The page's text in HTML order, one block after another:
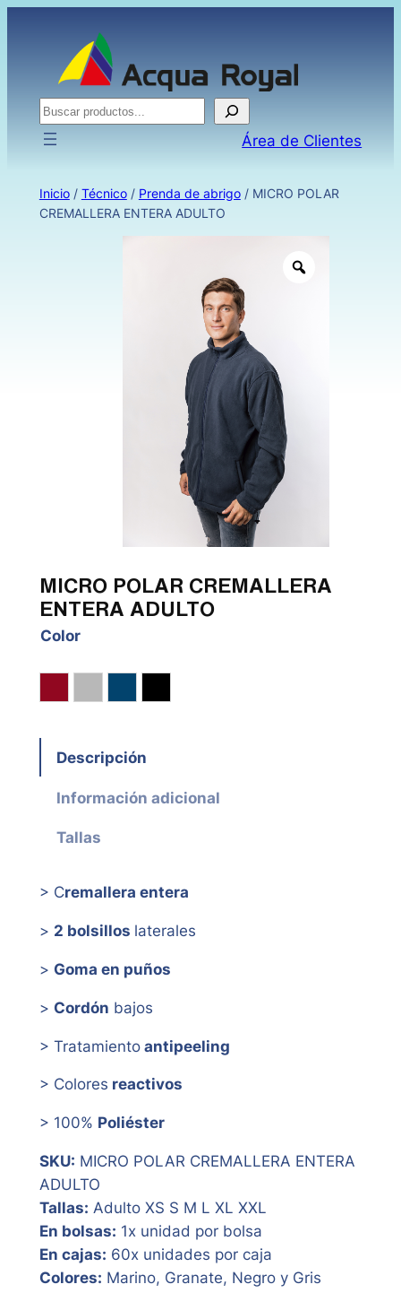
Buscar
Área de Clientes
Inicio/ Técnico/ Prenda de abrigo/ MICRO POLAR
CREMALLERA ENTERA ADULTO
MICRO POLAR CREMALLERA
ENTERA ADULTO
Color
Granate
Gris MarinoNegro
Descripción
Información adicional
Tallas
> Cremallera entera
> 2 bolsillos laterales
> Goma en puños
> Cordón bajos
> Tratamientoantipeeling
> Colores reactivos
> 100% Poliéster
SKU: MICRO POLAR CREMALLERA ENTERA
ADULTO
Tallas: Adulto XS S M L XL XXL
En bolsas: 1x unidad por bolsa
En cajas: 60x unidades por caja
Colores: Marino, Granate, Negro y Gris